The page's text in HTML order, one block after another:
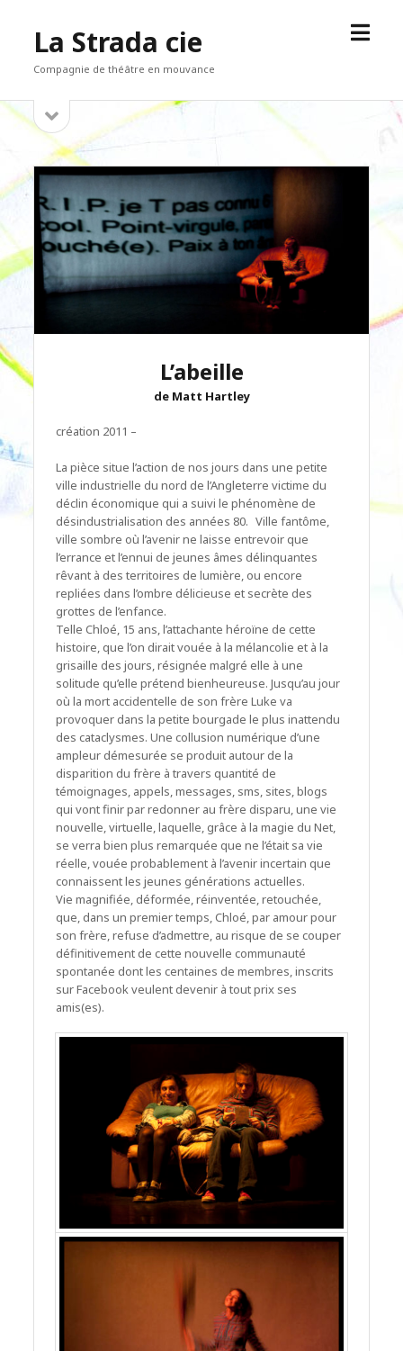
La Strada cie
Compagnie de théâtre en mouvance
open
Sidebar
sidebar
L’abeille
de Matt Hartley
création 2011 –
La pièce situe l’action de nos jours dans une petite
ville industrielle du nord de l’Angleterre victime du
déclin économique qui a suivi le phénomène de
désindustrialisation des années 80. Ville fantôme,
ville sombre où l’avenir ne laisse entrevoir que
l’errance et l’ennui de jeunes âmes délinquantes
rêvant à des territoires de lumière, ou encore
repliées dans l’ombre délicieuse et secrète des
grottes de l’enfance.
Telle Chloé, 15 ans, l’attachante héroïne de cette
histoire, que l’on dirait vouée à la mélancolie et à la
grisaille des jours, résignée malgré elle à une
solitude qu’elle prétend bienheureuse. Jusqu’au jour
où la mort accidentelle de son frère Luke va
provoquer dans la petite bourgade le plus inattendu
des cataclysmes. Une collusion numérique d’une
ampleur démesurée se produit autour de la
disparition du frère à travers quantité de
témoignages, appels, messages, sms, sites, blogs
qui vont finir par redonner au frère disparu, une vie
nouvelle, virtuelle, laquelle, grâce à la magie du Net,
se verra bien plus remarquée que ne l’était sa vie
réelle, vouée probablement à l’avenir incertain que
connaissent les jeunes générations actuelles.
Vie magnifiée, déformée, réinventée, retouchée,
que, dans un premier temps, Chloé, par amour pour
son frère, refuse d’admettre, au risque de se couper
définitivement de cette nouvelle communauté
spontanée dont les centaines de membres, inscrits
sur Facebook veulent devenir à tout prix ses
amis(es).